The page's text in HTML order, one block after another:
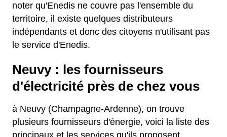
noter qu'Enedis ne couvre pas l'ensemble du
territoire, il existe quelques distributeurs
indépendants et donc des citoyens n'utilisant pas
le service d'Enedis.
Neuvy : les fournisseurs
d'électricité près de chez vous
à Neuvy (Champagne-Ardenne), on trouve
plusieurs fournisseurs d'énergie, voici la liste des